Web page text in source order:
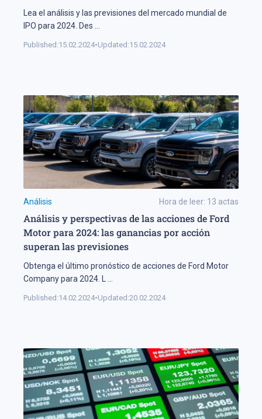
Lea el análisis y las previsiones del mercado mundial de
IPO para 2024. Des
Published:15.02.2024•Updated:15.02.2024
Análisis Hora de leer: 13 actas
Análisis y perspectivas de las acciones de Ford
Motor para 2024: las ganancias por acción
superan las previsiones
Obtenga el último pronóstico de acciones de Ford Motor
Company para 2024. L
Published:14.02.2024•Updated:20.02.2024